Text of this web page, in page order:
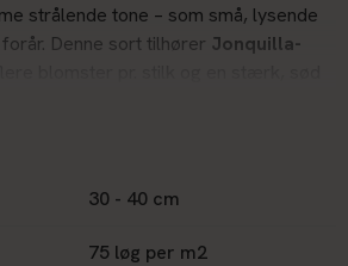
strålende tone – som små, lysende
Denne sort tilhører Jonquilla-
i april–maj, lidt senere end
– perfekt til at forlænge sæsonen.
halvskygge og er velegnet til alt fra
til mere naturalistiske plantninger.
duft gør den også til en fortrinlig
30 - 40 cm
75 løg per m2